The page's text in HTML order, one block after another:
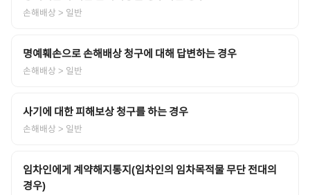
손해배상 > 일반
명예훼손으로 손해배상 청구에 대해 답변하는 경우
손해배상 > 일반
사기에 대한 피해보상 청구를 하는 경우
손해배상 > 일반
임차인에게 계약해지통지(임차인의 임차목적물 무단 전대의
경우)